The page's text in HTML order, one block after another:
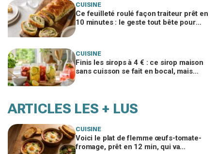
CUISINE
Ce feuilleté roulé façon traiteur prêt en
10 minutes : le geste tout bête pour
CUISINE
Finis les sirops à 4 € : ce sirop maison
sans cuisson se fait en bocal, mais
ARTICLES LES + LUS
CUISINE
Voici le plat de flemme œufs-tomate-
fromage, prêt en 12 min, qui va